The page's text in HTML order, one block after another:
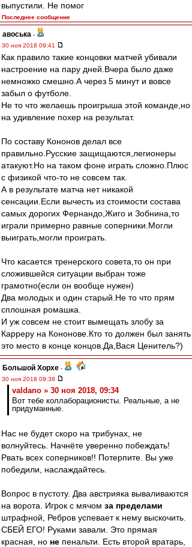
выпустили. Не помог
Последнее сообщение
авоська -
30 ноя 2018 09:41
Как правило такие концовки матчей убивали
настроение на пару дней.Вчера было даже
немножко смешно.А через 5 минут и вовсе
забыл о футболе.
Не то что желаешь проигрыша этой команде,но
на удивление похер на результат.
По составу Кононов делал все
правильно.Русские защищаются,легионеры
атакуют.Но на таком фоне играть сложно.Плюс
с физикой что-то не совсем так.
А в результате матча нет никакой
сенсации.Если вычесть из стоимости состава
самых дорогих Фернандо,Жиго и Зобнина,то
играли примерно равные соперники.Могли
выиграть,могли проиграть.
Что касается тренерского совета,то он при
сложившейся ситуации выбран тоже
грамотно(если он вообще нужен)
Два молодых и один старый.Не то что прям
сплошная ромашка.
И уж совсем не стоит вымещать злобу за
Карреру на Кононове.Кто то должен был занять
это место в конце концов.Да,Вася Ценитель?)
Большой Хорхе -
30 ноя 2018 09:38
valdano » 30 ноя 2018, 09:34
Вот тебе коллаборационисты. Реальные, а не
придуманные.
Нас не будет скоро на трибунах, не
волнуйтесь. Начнёте уверенно побеждать!
Рвать всех соперников!! Потерпите. Вы уже
победили, наслаждайтесь.
Вопрос в пустоту. Два австрияка вываливаются
на ворота. Игрок с мячом за пределами
штрафной, Ребров успевает к нему выскочить.
СБЕЙ ЕГО! Руками завали. Это прямая
красная, но не пенальти. Есть второй вратарь,